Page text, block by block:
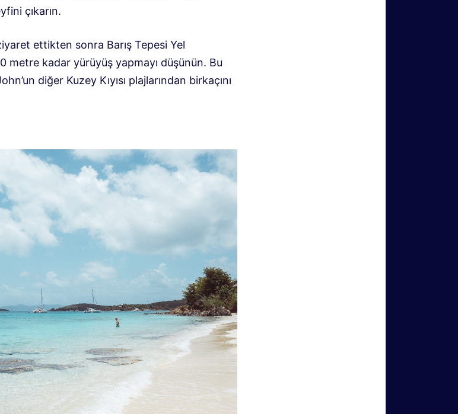
çıkarın.
ettikten sonra Barış Tepesi Yel
metre kadar yürüyüş yapmayı düşünün. Bu
diğer Kuzey Kıyısı plajlarından birkaçını